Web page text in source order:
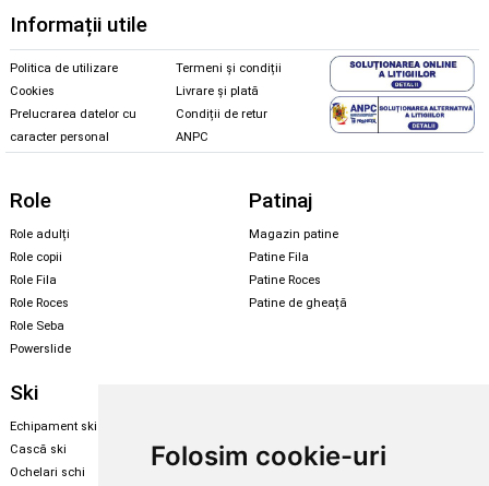
Folosim cookie-uri
Informații utile
Politica de utilizare
Cookies
Prelucrarea datelor cu
caracter personal
Termeni și condiții
Livrare și plată
Condiții de retur
ANPC
Role
Role adulți
Role copii
Role Fila
Role Roces
Role Seba
Powerslide
Patinaj
Magazin patine
Patine Fila
Patine Roces
Patine de gheață
Ski
Echipament ski
Cască ski
Ochelari schi
Echipament snowboard